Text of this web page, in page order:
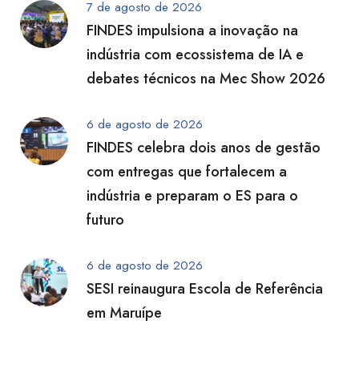
7 de agosto de 2026
FINDES impulsiona a inovação na
indústria com ecossistema de IA e
debates técnicos na Mec Show 2026
6 de agosto de 2026
FINDES celebra dois anos de gestão
com entregas que fortalecem a
indústria e preparam o ES para o
futuro
6 de agosto de 2026
SESI reinaugura Escola de Referência
em Maruípe